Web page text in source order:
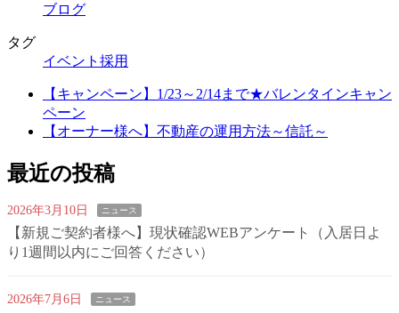
ブログ
タグ
イベント 採用
【キャンペーン】1/23～2/14まで★バレンタインキャン
ペーン
【オーナー様へ】不動産の運用方法～信託～
最近の投稿
2026年3月10日 ニュース
【新規ご契約者様へ】現状確認WEBアンケート（入居日よ
り1週間以内にご回答ください）
2026年7月6日 ニュース